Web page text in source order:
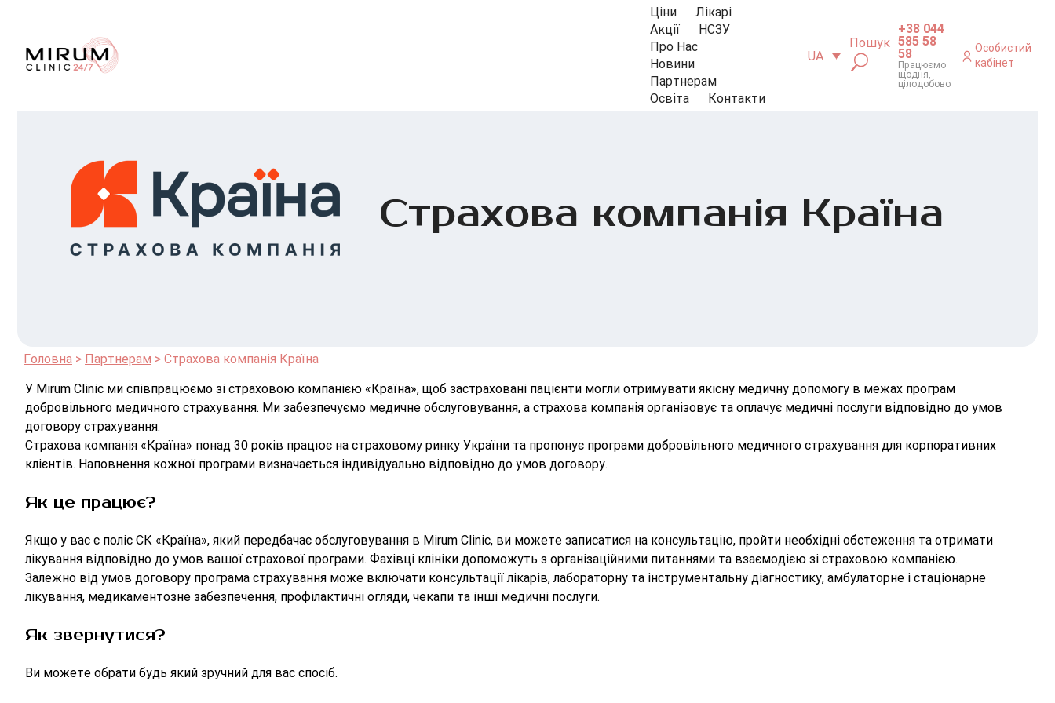
Ціни
Лікарі
Акції
НСЗУ
Про Нас
Новини
Партнерам
Освіта
Контакти
UA
Пошук
+38 044
585 58
58
Працюємо
щодня,
цілодобово
Особистий
кабінет
Страхова компанія Країна
Головна Партнерам
Страхова компанія Країна
У Mirum Clinic ми співпрацюємо зі страховою компанією «Країна», щоб застраховані пацієнти могли отримувати якісну медичну допомогу в межах програм
добровільного медичного страхування. Ми забезпечуємо медичне обслуговування, а страхова компанія організовує та оплачує медичні послуги відповідно до умов
договору страхування.
Страхова компанія «Країна» понад 30 років працює на страховому ринку України та пропонує програми добровільного медичного страхування для корпоративних
клієнтів. Наповнення кожної програми визначається індивідуально відповідно до умов договору.
Як це працює?
Якщо у вас є поліс СК «Країна», який передбачає обслуговування в Mirum Clinic, ви можете записатися на консультацію, пройти необхідні обстеження та отримати
лікування відповідно до умов вашої страхової програми. Фахівці клініки допоможуть з організаційними питаннями та взаємодією зі страховою компанією.
Залежно від умов договору програма страхування може включати консультації лікарів, лабораторну та інструментальну діагностику, амбулаторне і стаціонарне
лікування, медикаментозне забезпечення, профілактичні огляди, чекапи та інші медичні послуги.
Як звернутися?
Ви можете обрати будь який зручний для вас спосіб.